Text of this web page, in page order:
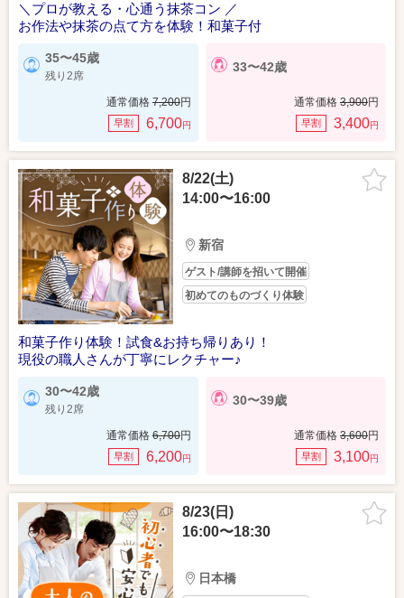
＼プロが教える・心通う抹茶コン ／
お作法や抹茶の点て方を体験！和菓子付
35〜45歳
残り2席
通常価格 7,200円
早割 6,700円
33〜42歳
通常価格 3,900円
早割 3,400円
8/22(土)
14:00〜16:00
新宿
ゲスト/講師を招いて開催
初めてのものづくり体験
和菓子作り体験！試食&お持ち帰りあり！
現役の職人さんが丁寧にレクチャー♪
30〜42歳
残り2席
通常価格 6,700円
早割 6,200円
30〜39歳
通常価格 3,600円
早割 3,100円
8/23(日)
16:00〜18:30
日本橋